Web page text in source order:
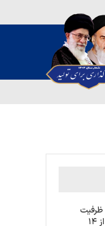
اشتغال اعضا از ۱۴